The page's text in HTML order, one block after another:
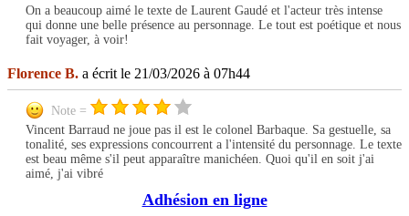
On a beaucoup aimé le texte de Laurent Gaudé et l'acteur très intense
qui donne une belle présence au personnage. Le tout est poétique et nous
fait voyager, à voir!
Florence B. a écrit le 21/03/2026 à 07h44
Note =
Vincent Barraud ne joue pas il est le colonel Barbaque. Sa gestuelle, sa
tonalité, ses expressions concourrent a l'intensité du personnage. Le texte
est beau même s'il peut apparaître manichéen. Quoi qu'il en soit j'ai
aimé, j'ai vibré
Adhésion en ligne